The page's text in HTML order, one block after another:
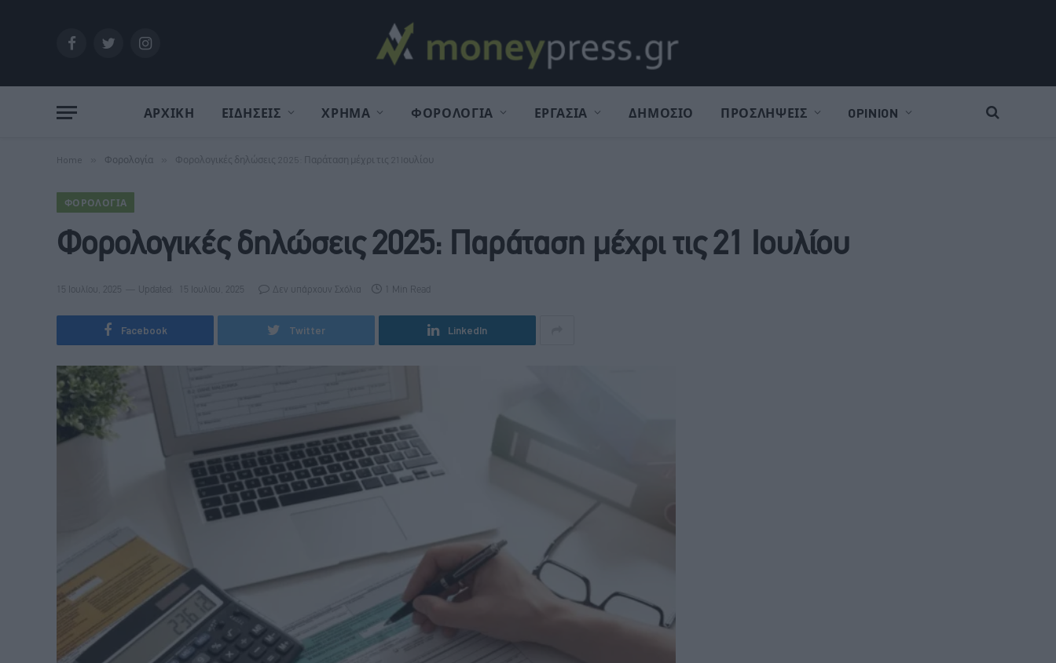
FacebookTwitterInstagram
ΑΡΧΙΚΗ ΕΙΔΗΣΕΙΣ ΧΡΗΜΑ ΦΟΡΟΛΟΓΙΑ ΕΡΓΑΣΙΑ ΔΗΜΟΣΙΟ ΠΡΟΣΛΗΨΕΙΣ OPINION
Home Φορολογία Φορολογικές δηλώσεις 2025: Παράταση μέχρι τις 21 Iουλίου
ΦΟΡΟΛΟΓΊΑ
Φορολογικές δηλώσεις 2025: Παράταση μέχρι τις 21 Iουλίου
15 Ιουλίου, 2025 Updated: 15 Ιουλίου, 2025 Δεν υπάρχουν Σχόλια 1 Min Read
Facebook Twitter LinkedIn